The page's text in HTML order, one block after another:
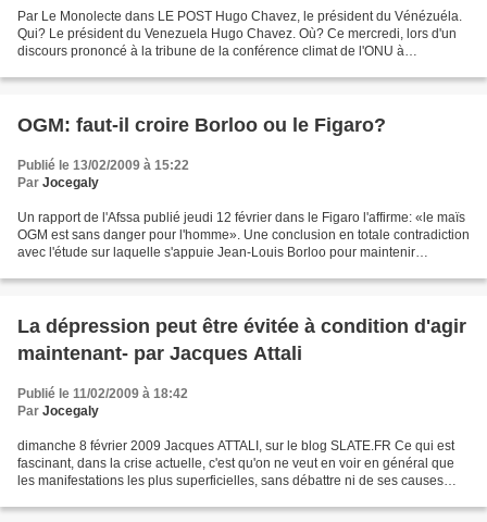
Par Le Monolecte dans LE POST Hugo Chavez, le président du Vénézuéla.
Qui? Le président du Venezuela Hugo Chavez. Où? Ce mercredi, lors d'un
discours prononcé à la tribune de la conférence climat de l'ONU à
OGM: faut-il croire Borloo ou le Figaro?
Publié le 13/02/2009 à 15:22
Par Jocegaly
Un rapport de l'Afssa publié jeudi 12 février dans le Figaro l'affirme: «le maïs
OGM est sans danger pour l'homme». Une conclusion en totale contradiction
avec l'étude sur laquelle s'appuie Jean-Louis Borloo pour maintenir
La dépression peut être évitée à condition d'agir
maintenant- par Jacques Attali
Publié le 11/02/2009 à 18:42
Par Jocegaly
dimanche 8 février 2009 Jacques ATTALI, sur le blog SLATE.FR Ce qui est
fascinant, dans la crise actuelle, c'est qu'on ne veut en voir en général que
les manifestations les plus superficielles, sans débattre ni de ses causes